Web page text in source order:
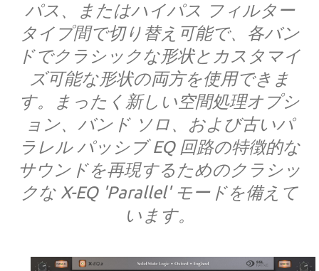
パス、またはハイパス フィルター
タイプ間で切り替え可能で、各バン
ドでクラシックな形状とカスタマイ
ズ可能な形状の両方を使用できま
す。まったく新しい空間処理オプシ
ョン、バンド ソロ、および古いパ
ラレル パッシブ EQ 回路の特徴的な
サウンドを再現するためのクラシッ
クな X-EQ 'Parallel' モードを備えて
います。